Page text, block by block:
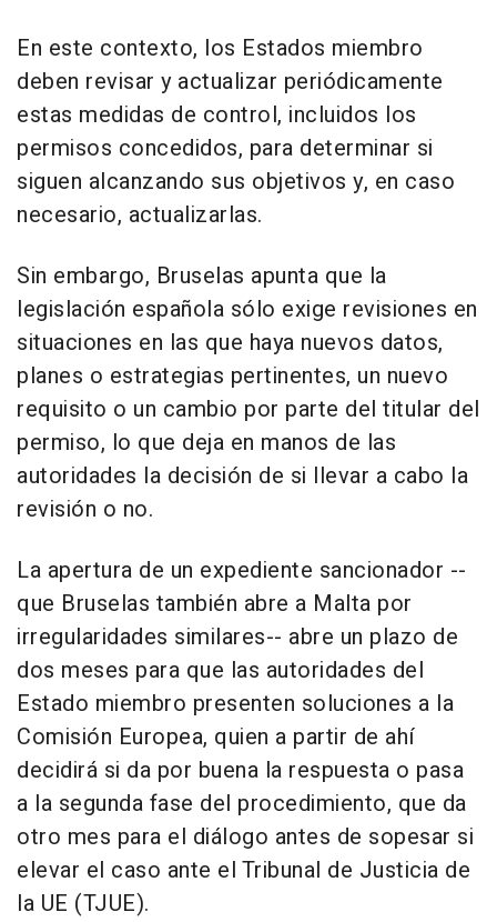
En este contexto, los Estados miembro
deben revisar y actualizar periódicamente
estas medidas de control, incluidos los
permisos concedidos, para determinar si
siguen alcanzando sus objetivos y, en caso
necesario, actualizarlas.
Sin embargo, Bruselas apunta que la
legislación española sólo exige revisiones en
situaciones en las que haya nuevos datos,
planes o estrategias pertinentes, un nuevo
requisito o un cambio por parte del titular del
permiso, lo que deja en manos de las
autoridades la decisión de si llevar a cabo la
revisión o no.
La apertura de un expediente sancionador --
que Bruselas también abre a Malta por
irregularidades similares-- abre un plazo de
dos meses para que las autoridades del
Estado miembro presenten soluciones a la
Comisión Europea, quien a partir de ahí
decidirá si da por buena la respuesta o pasa
a la segunda fase del procedimiento, que da
otro mes para el diálogo antes de sopesar si
elevar el caso ante el Tribunal de Justicia de
la UE (TJUE).